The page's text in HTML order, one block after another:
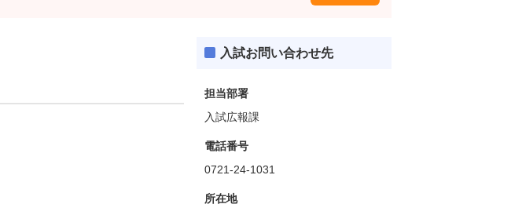
入試お問い合わせ先
担当部署
入試広報課
電話番号
0721-24-1031
所在地